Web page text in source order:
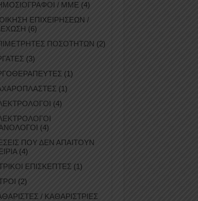
/ ΜΜΕ (4)
ΕΠΙΧΕΙΡΗΣΕΩΝ /
(6)
ΠΟΣΟΤΗΤΩΝ (2)
(3)
(1)
(1)
(4)
(4)
ΠΟΥ ΔΕΝ ΑΠΑΙΤΟΥΝ
(4)
ΕΠΙΣΚΕΠΤΕΣ (1)
(2)
/ ΚΑΘΑΡΙΣΤΡΙΕΣ